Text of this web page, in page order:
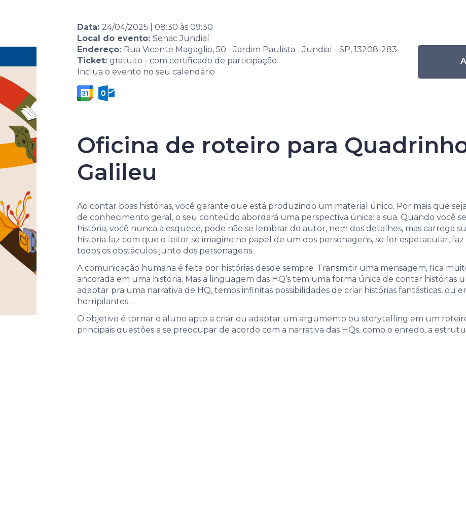
Eventos Por áreas
Agenda de eventos Evento 10ª Semana Senac de Leitura Oficina de roteiro para
10ª Semana Senac de Leitura
Data: 24/04/2025 08:30 às 09:30
Local do evento: Senac Jundiaí
Endereço: Rua Vicente Magaglio, 50 - Jardim Paulista - Jundiaí - SP, 13208-283
Ticket: gratuito - com certificado de participação
Inclua o evento no seu calendário
Oficina de roteiro para
Galileu
Ao contar boas histórias, você garante que está produzindo um material único. Por mais que
de conhecimento geral, o seu conteúdo abordará uma perspectiva única: a sua. Quando você
história, você nunca a esquece, pode não se lembrar do autor, nem dos detalhes, mas carrega
história faz com que o leitor se imagine no papel de um dos personagens, se for espetacular,
todos os obstáculos junto dos personagens.
A comunicação humana é feita por histórias desde sempre. Transmitir uma mensagem, fica
ancorada em uma história. Mas a linguagem das HQ’s tem uma forma única de contar histórias
adaptar pra uma narrativa de HQ, temos infinitas possibilidades de criar histórias fantásticas, ou
horripilantes…
O objetivo é tornar o aluno apto a criar ou adaptar um argumento ou storytelling em um
principais questões a se preocupar de acordo com a narrativa das HQs, como o enredo, a